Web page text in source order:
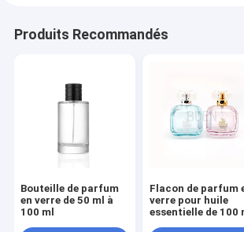
Produits Recommandés
Bouteille de parfum
en verre de 50 ml à
100 ml
Flacon de parfum
verre pour huile
essentielle de 100